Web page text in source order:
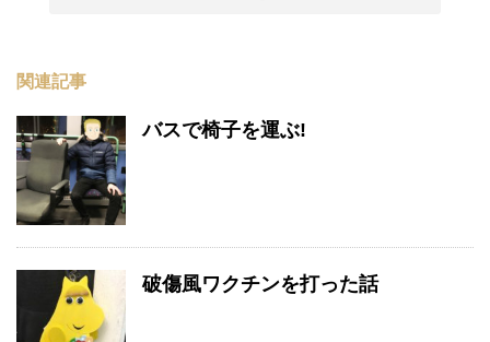
関連記事
バスで椅子を運ぶ!
破傷風ワクチンを打った話